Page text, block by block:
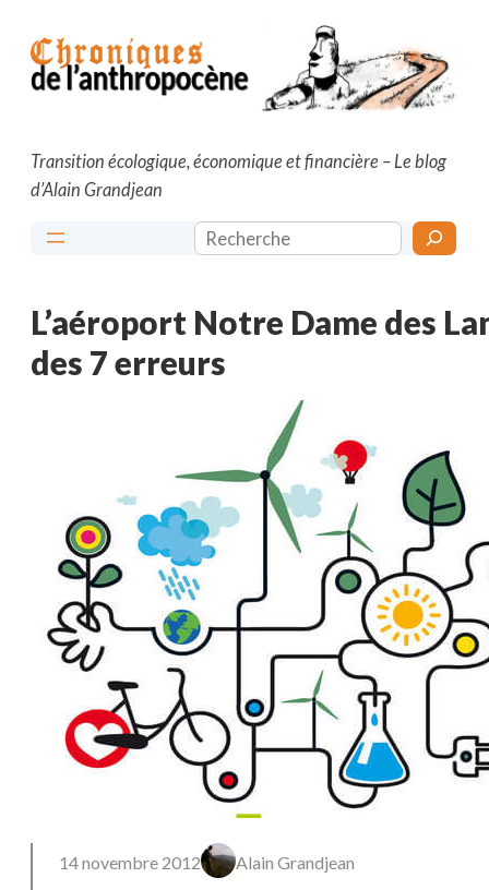
contenu
Transition écologique, économique et financière – Le blog
d’Alain Grandjean
Rechercher
L’aéroport Notre Dame des
des 7 erreurs
14 novembre 2012 Alain Grandjean